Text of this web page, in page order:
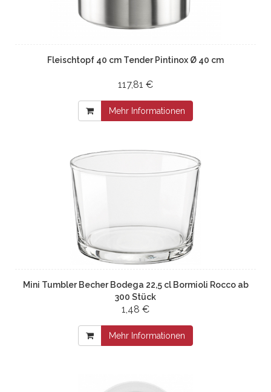
Fleischtopf 40 cm Tender Pintinox Ø 40 cm
117,81 €
Mehr Informationen
Mini Tumbler Becher Bodega 22,5 cl Bormioli Rocco ab
300 Stück
1,48 €
Mehr Informationen